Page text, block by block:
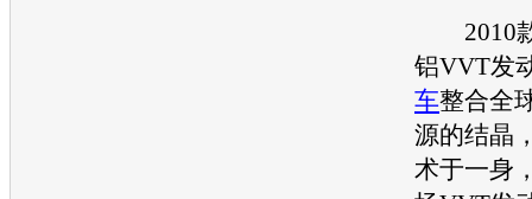
2010
铝VVT发
车整合全
源的结晶
术于一身